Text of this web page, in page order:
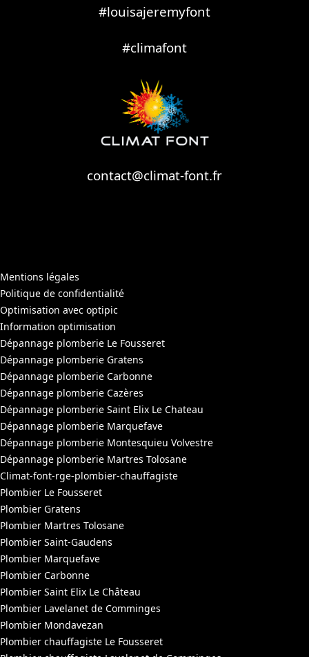
#louisajeremyfont
#climafont
contact@climat-font.fr
Mentions légales
Politique de confidentialité
Optimisation avec optipic
Information optimisation
Dépannage plomberie Le Fousseret
Dépannage plomberie Gratens
Dépannage plomberie Carbonne
Dépannage plomberie Cazères
Dépannage plomberie Saint Elix Le Chateau
Dépannage plomberie Marquefave
Dépannage plomberie Montesquieu Volvestre
Dépannage plomberie Martres Tolosane
Climat-font-rge-plombier-chauffagiste
Plombier Le Fousseret
Plombier Gratens
Plombier Martres Tolosane
Plombier Saint-Gaudens
Plombier Marquefave
Plombier Carbonne
Plombier Saint Elix Le Château
Plombier Lavelanet de Comminges
Plombier Mondavezan
Plombier chauffagiste Le Fousseret